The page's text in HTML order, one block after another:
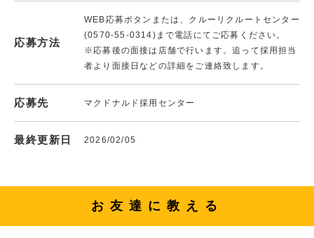
応募方法
WEB応募ボタンまたは、クルーリクルートセンター
(0570-55-0314)まで電話にてご応募ください。
※応募後の面接は店舗で行います。追って採用担当
者より面接日などの詳細をご連絡致します。
応募先 マクドナルド採用センター
最終更新日 2026/02/05
お友達に教える